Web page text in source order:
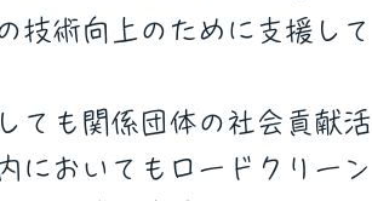
技術向上のために支援して
も関係団体の社会貢献活
においてもロードクリーン